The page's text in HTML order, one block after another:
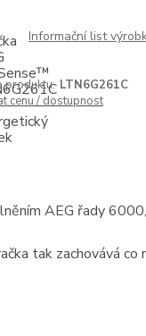
Informační list
produktu: LTN6G261C
cenu / dostupnost
AEG řady
tak zachovává